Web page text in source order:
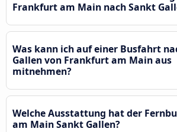
Frankfurt am Main nach Sankt
Was kann ich auf einer Busfahrt
Gallen von Frankfurt am Main aus
mitnehmen?
Welche Ausstattung hat der
am Main Sankt Gallen?